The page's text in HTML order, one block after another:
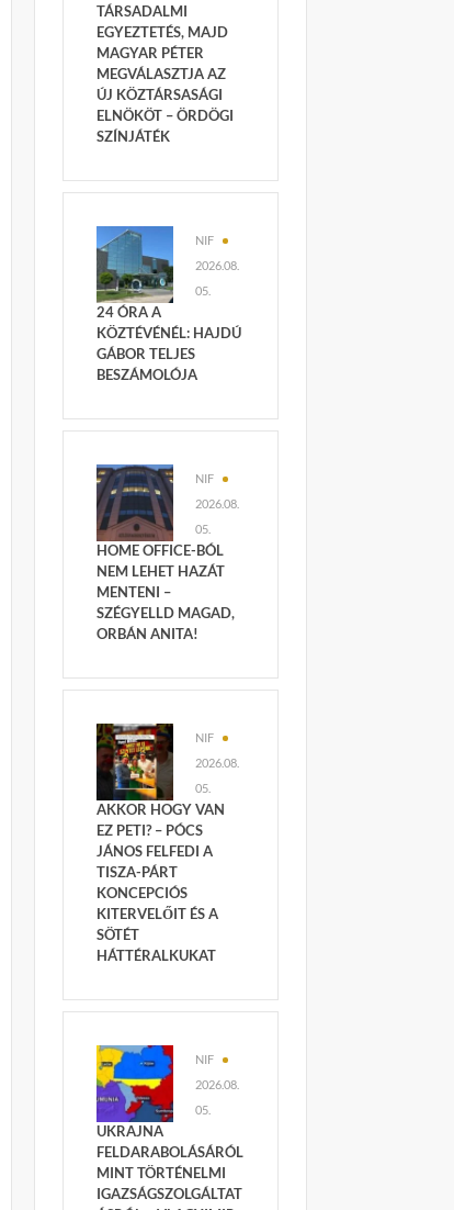
TÁRSADALMI
EGYEZTETÉS, MAJD
MAGYAR PÉTER
MEGVÁLASZTJA AZ
ÚJ KÖZTÁRSASÁGI
ELNÖKÖT – ÖRDÖGI
SZÍNJÁTÉK
NIF
2026.08.
05.
24 ÓRA A
KÖZTÉVÉNÉL: HAJDÚ
GÁBOR TELJES
BESZÁMOLÓJA
NIF
2026.08.
05.
HOME OFFICE-BÓL
NEM LEHET HAZÁT
MENTENI –
SZÉGYELLD MAGAD,
ORBÁN ANITA!
NIF
2026.08.
05.
AKKOR HOGY VAN
EZ PETI? – PÓCS
JÁNOS FELFEDI A
TISZA-PÁRT
KONCEPCIÓS
KITERVELŐIT ÉS A
SÖTÉT
HÁTTÉRALKUKAT
NIF
2026.08.
05.
UKRAJNA
FELDARABOLÁSÁRÓL
MINT TÖRTÉNELMI
IGAZSÁGSZOLGÁLTAT